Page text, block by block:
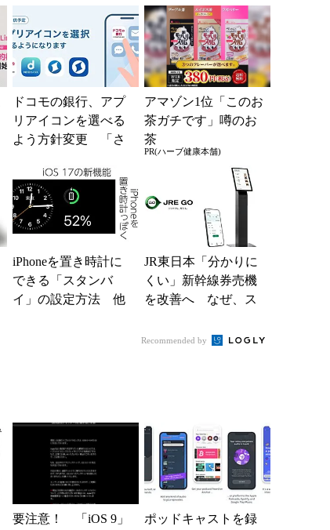
BIの銀行」として最
大5....
ドコモの銀行、アプ
リアイコンを選べる
よう方針変更 「さ
要望を踏まえ」
アマゾン1位「このお
茶ガチです」噂のお
茶
PR(ハーブ健康本舗)
iPhoneを置き時計に
できる「スタンバ
イ」の設定方法 他
JR東日本「分かりに
くい」新幹線券売機
を改善へ なぜ、ス
の最短1分購入」を実
Recommended by
要注意！ 「iOS 9」
ポッドキャストを録